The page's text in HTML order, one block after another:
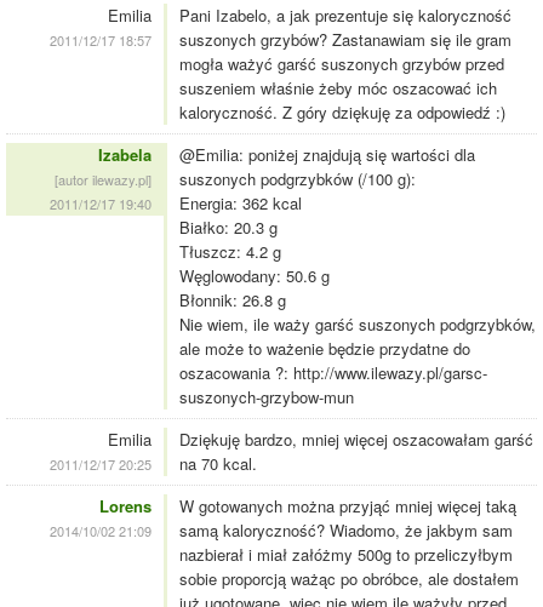
Emilia
2011/12/17 18:57
Pani Izabelo, a jak prezentuje się kaloryczność
suszonych grzybów? Zastanawiam się ile gram
mogła ważyć garść suszonych grzybów przed
suszeniem właśnie żeby móc oszacować ich
kaloryczność. Z góry dziękuję za odpowiedź :)
Izabela
[autor ilewazy.pl]
2011/12/17 19:40
@Emilia: poniżej znajdują się wartości dla
suszonych podgrzybków (/100 g):
Energia: 362 kcal
Białko: 20.3 g
Tłuszcz: 4.2 g
Węglowodany: 50.6 g
Błonnik: 26.8 g
Nie wiem, ile waży garść suszonych podgrzybków,
ale może to ważenie będzie przydatne do
oszacowania ?: http://www.ilewazy.pl/garsc-
suszonych-grzybow-mun
Emilia
2011/12/17 20:25
Dziękuję bardzo, mniej więcej oszacowałam garść
na 70 kcal.
Lorens
2014/10/02 21:09
W gotowanych można przyjąć mniej więcej taką
samą kaloryczność? Wiadomo, że jakbym sam
nazbierał i miał załóżmy 500g to przeliczyłbym
sobie proporcją ważąc po obróbce, ale dostałem